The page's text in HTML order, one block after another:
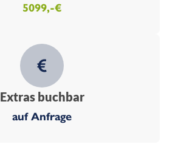
5099,-€
Extras buchbar
auf Anfrage